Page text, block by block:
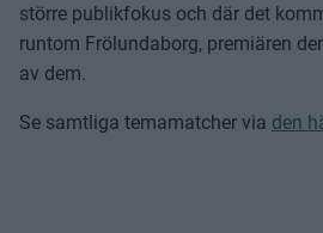
större publikfokus och där det
runtom Frölundaborg, premiären
av dem.
Se samtliga temamatcher via den